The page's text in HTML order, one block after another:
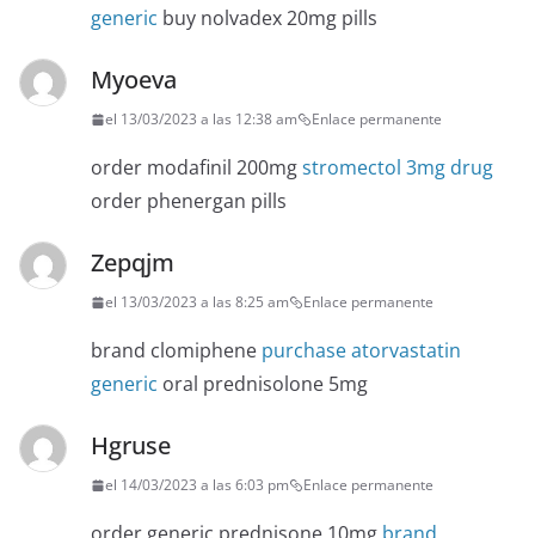
generic buy nolvadex 20mg pills
Myoeva
el 13/03/2023 a las 12:38 am Enlace permanente
order modafinil 200mgstromectol 3mg drug
order phenergan pills
Zepqjm
el 13/03/2023 a las 8:25 am Enlace permanente
brand clomiphene purchase atorvastatin
generic oral prednisolone 5mg
Hgruse
el 14/03/2023 a las 6:03 pm Enlace permanente